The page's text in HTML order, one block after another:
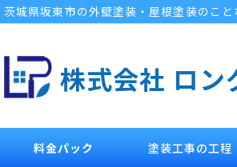
茨城県坂東市の外壁塗装・屋根塗装のこ
株式会社 ロン
料金パック 塗装工事の工程